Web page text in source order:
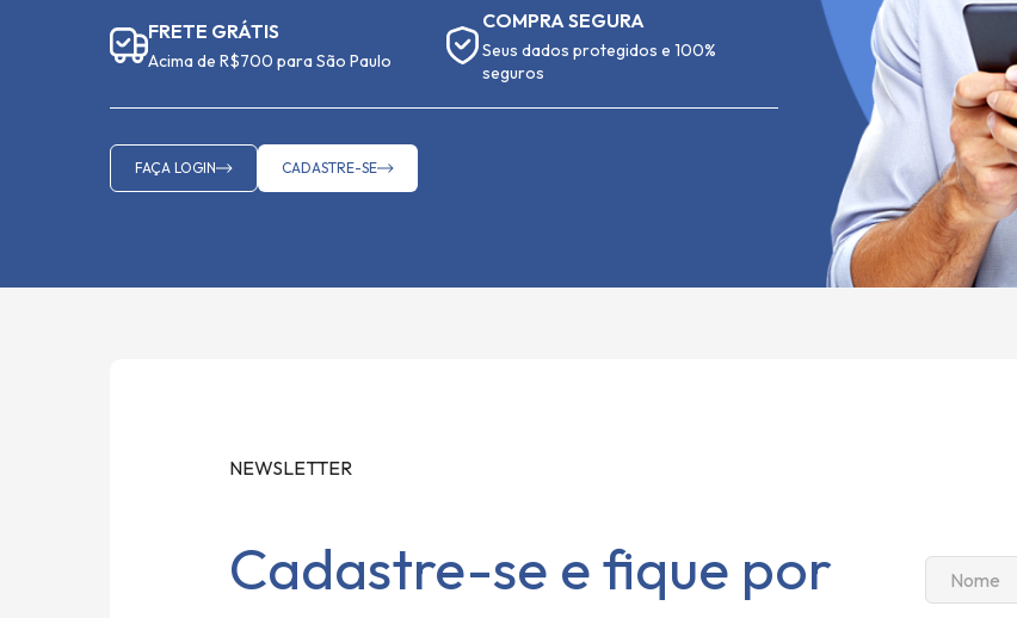
FRETE GRÁTIS
Acima de R$700 para São Paulo
COMPRA SEGURA
Seus dados protegidos e 100%
seguros
FAÇA LOGIN CADASTRE-SE
NEWSLETTER
Cadastre-se e fique por